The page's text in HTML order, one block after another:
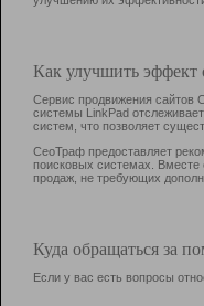
Как улучшить эффект
Сервис продвижения сайтов
системы LinkPad
систем, что позволяет
СеоТраф предоставляет
поисковых системах. Вместе
продаж, не требующих
Куда обращаться за
Если у вас есть вопросы